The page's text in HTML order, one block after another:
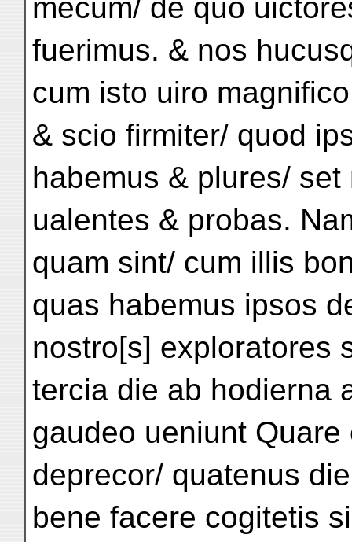
mecum/ de quo
fuerimus. & nos
cum isto uiro
& scio firmiter/ quod
habemus & plures/ set
ualentes & probas.
quam sint/ cum illis
quas habemus ipsos
nostro[s] exploratores
tercia die ab hodierna
gaudeo ueniunt Quare
deprecor/ quatenus
bene facere cogitetis